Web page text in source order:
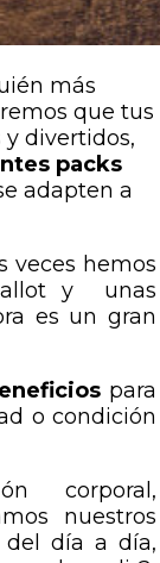
más
que tus
y divertidos,
packs
adapten a
veces hemos
y unas
es un gran
para
o condición
corporal,
nuestros
del día a día,